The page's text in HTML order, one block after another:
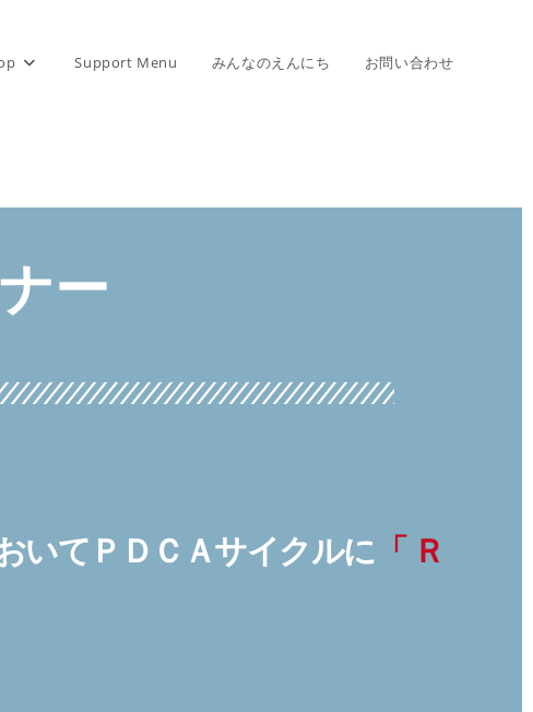
Support Menu みんなのえんにち お問い合わせ
ー
いてＰＤＣＡサイクルに 「 Ｒ